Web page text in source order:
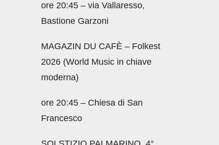
ore 20:45 – via Vallaresso,
Bastione Garzoni
MAGAZIN DU CAFÈ – Folkest
2026 (World Music in chiave
moderna)
ore 20:45 – Chiesa di San
Francesco